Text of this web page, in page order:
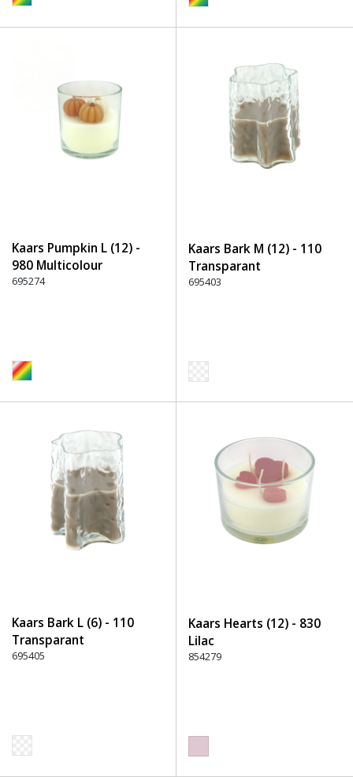
Kaars Pumpkin L (12) -
980 Multicolour
695274
Kaars Bark M (12) - 110
Transparant
695403
Kaars Bark L (6) - 110
Transparant
695405
Kaars Hearts (12) - 830
Lilac
854279